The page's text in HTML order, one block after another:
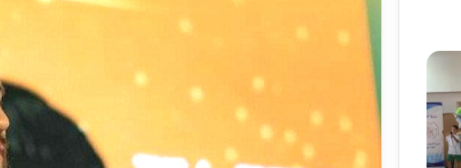
لترميم